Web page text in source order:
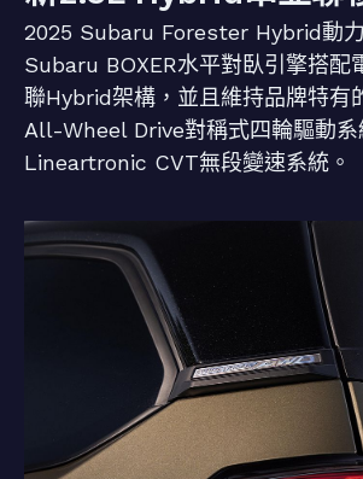
2025 Subaru Forester Hybrid動
Subaru BOXER水平對臥引擎搭配
聯Hybrid架構，並且維持品牌特
All-Wheel Drive對稱式四輪驅動系
Lineartronic CVT無段變速系統。